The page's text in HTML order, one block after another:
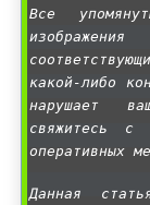
Все
какой-либо
нарушает
свяжитесь с
оперативных
Данная